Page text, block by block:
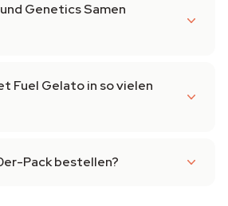
Genetics Samen
Fuel Gelato in so vielen
Pack bestellen?